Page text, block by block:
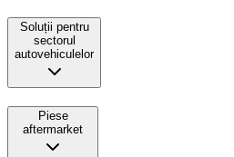
Soluții pentru
sectorul
autovehiculelor
Piese
aftermarket